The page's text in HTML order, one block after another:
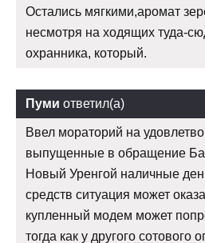
Остались мягкими,аромат
несмотря на ходящих туда-
охранника, который.
Пуми ответил(а)
Ввел мораторий на
выпущенные в обращение
Новый Уренгой наличные
средств ситуация может
купленный модем может
тогда как у другого сотового